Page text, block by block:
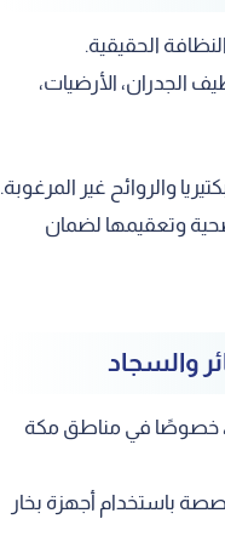
الحقيقية.
الجدران، الأرضيات،
والروائح غير المرغوبة.
وتعقيمها لضمان
خصوصًا في مناطق مكة
باستخدام أجهزة بخار